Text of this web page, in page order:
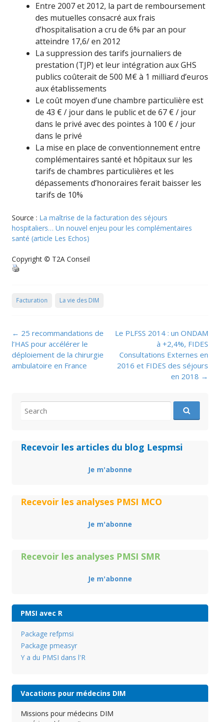
Entre 2007 et 2012, la part de remboursement
des mutuelles consacré aux frais
d’hospitalisation a cru de 6% par an pour
atteindre 17,6/ en 2012
La suppression des tarifs journaliers de
prestation (TJP) et leur intégration aux GHS
publics coûterait de 500 M€ à 1 milliard d’euros
aux établissements
Le coût moyen d’une chambre particulière est
de 43 € / jour dans le public et de 67 € / jour
dans le privé avec des pointes à 100 € / jour
dans le privé
La mise en place de conventionnement entre
complémentaires santé et hôpitaux sur les
tarifs de chambres particulières et les
dépassements d’honoraires ferait baisser les
tarifs de 10%
Source : La maîtrise de la facturation des séjours
hospitaliers… Un nouvel enjeu pour les complémentaires
santé (article Les Echos)
Copyright © T2A Conseil
Facturation La vie des DIM
Post
navigation
← 25 recommandations de
l’HAS pour accélérer le
déploiement de la chirurgie
ambulatoire en France
Le PLFSS 2014 : un ONDAM
à +2,4%, FIDES
Consultations Externes en
2016 et FIDES des séjours
en 2018 →
for:
Recevoir les articles du blog Lespmsi
Je m'abonne
Recevoir les analyses PMSI MCO
Je m'abonne
Recevoir les analyses PMSI SMR
Je m'abonne
PMSI avec R
Package refpmsi
Package pmeasyr
Y a du PMSI dans l'R
Vacations pour médecins DIM
Missions pour médecins DIM